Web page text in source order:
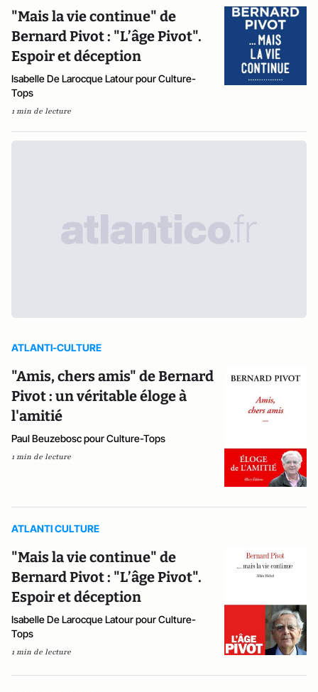
"Mais la vie continue" de
Bernard Pivot : "L’âge Pivot".
Espoir et déception
Isabelle De Larocque Latour pour Culture-
Tops
1 min de lecture
ATLANTI-CULTURE
"Amis, chers amis" de Bernard
Pivot : un véritable éloge à
l'amitié
Paul Beuzebosc pour Culture-Tops
1 min de lecture
ATLANTI CULTURE
"Mais la vie continue" de
Bernard Pivot : "L’âge Pivot".
Espoir et déception
Isabelle De Larocque Latour pour Culture-
Tops
1 min de lecture